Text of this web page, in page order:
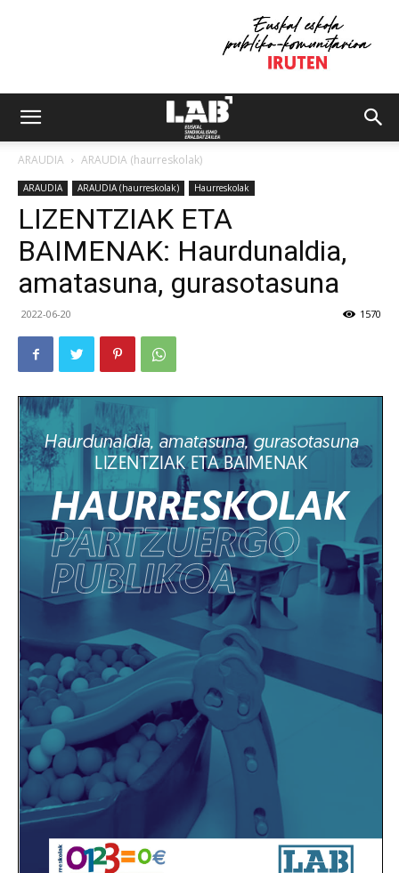
ARAUDIA ARAUDIA (haurreskolak)
ARAUDIA ARAUDIA (haurreskolak) Haurreskolak
LIZENTZIAK ETA
BAIMENAK: Haurdunaldia,
amatasuna, gurasotasuna
2022-06-20 1570